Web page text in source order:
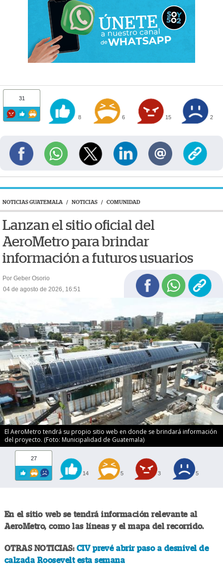
31
8 6 15 2
NOTICIAS GUATEMALA / NOTICIAS / COMUNIDAD
Lanzan el sitio oficial del
AeroMetro para brindar
información a futuros usuarios
Por Geber Osorio
04 de agosto de 2026, 16:51
El AeroMetro tendrá su propio sitio web en donde se brindará información
del proyecto. (Foto: Municipalidad de Guatemala)
27
14 5 3 5
En el sitio web se tendrá información relevante al
AeroMetro, como las líneas y el mapa del recorrido.
OTRAS NOTICIAS: CIV prevé abrir paso a desnivel de
calzada Roosevelt esta semana